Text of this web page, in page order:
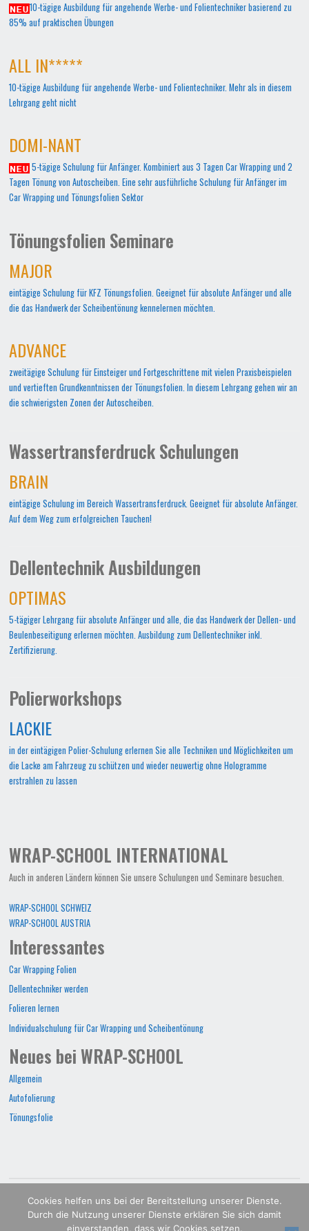
10-tägige Ausbildung für angehende Werbe- und Folientechniker basierend zu
85% auf praktischen Übungen
ALL IN*****
10-tägige Ausbildung für angehende Werbe- und Folientechniker. Mehr als in diesem
Lehrgang geht nicht
DOMI-NANT
5-tägige Schulung für Anfänger. Kombiniert aus 3 Tagen Car Wrapping und 2
Tagen Tönung von Autoscheiben. Eine sehr ausführliche Schulung für Anfänger im
Car Wrapping und Tönungsfolien Sektor
Tönungsfolien Seminare
MAJOR
eintägige Schulung für KFZ Tönungsfolien. Geeignet für absolute Anfänger und alle
die das Handwerk der Scheibentönung kennelernen möchten.
ADVANCE
zweitägige Schulung für Einsteiger und Fortgeschrittene mit vielen Praxisbeispielen
und vertieften Grundkenntnissen der Tönungsfolien. In diesem Lehrgang gehen wir an
die schwierigsten Zonen der Autoscheiben.
Wassertransferdruck Schulungen
BRAIN
eintägige Schulung im Bereich Wassertransferdruck. Geeignet für absolute Anfänger.
Auf dem Weg zum erfolgreichen Tauchen!
Dellentechnik Ausbildungen
OPTIMAS
5-tägiger Lehrgang für absolute Anfänger und alle, die das Handwerk der Dellen- und
Beulenbeseitigung erlernen möchten. Ausbildung zum Dellentechniker inkl.
Zertifizierung.
Polierworkshops
LACKIE
in der eintägigen Polier-Schulung erlernen Sie alle Techniken und Möglichkeiten um
die Lacke am Fahrzeug zu schützen und wieder neuwertig ohne Hologramme
erstrahlen zu lassen
WRAP-SCHOOL INTERNATIONAL
Auch in anderen Ländern können Sie unsere Schulungen und Seminare besuchen.
WRAP-SCHOOL SCHWEIZ
WRAP-SCHOOL AUSTRIA
Interessantes
Car Wrapping Folien
Dellentechniker werden
Folieren lernen
Individualschulung für Car Wrapping und Scheibentönung
Neues bei WRAP-SCHOOL
Allgemein
Autofolierung
Tönungsfolie
POWERED BY SEPTERA & WORDPRESS.
Cookies helfen uns bei der Bereitstellung unserer Dienste.
Durch die Nutzung unserer Dienste erklären Sie sich damit
einverstanden, dass wir Cookies setzen.